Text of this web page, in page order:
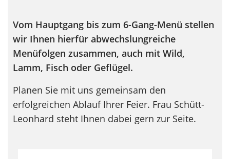
Vom Hauptgang bis zum 6-Gang-Menü stellen
wir Ihnen hierfür abwechslungreiche
Menüfolgen zusammen, auch mit Wild,
Lamm, Fisch oder Geflügel.
Planen Sie mit uns gemeinsam den
erfolgreichen Ablauf Ihrer Feier. Frau Schütt-
Leonhard steht Ihnen dabei gern zur Seite.